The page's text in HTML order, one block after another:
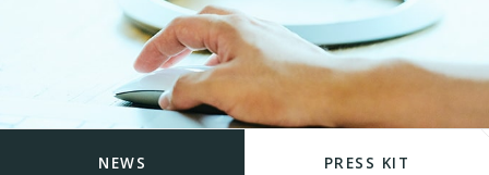
NEWS PRESS KIT